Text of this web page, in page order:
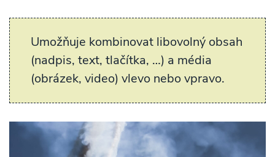
Umožňuje kombinovat libovolný obsah
(nadpis, text, tlačítka, …) a média
(obrázek, video) vlevo nebo vpravo.